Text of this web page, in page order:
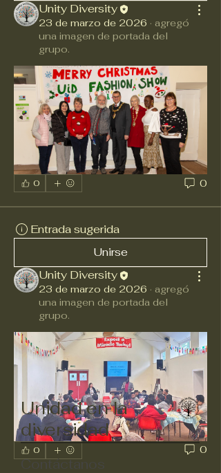
Unity Diversity
23 de marzo de 2026 · agregó
una imagen de portada del
grupo.
0 0
Entrada sugerida
Unirse
Unity Diversity
23 de marzo de 2026 · agregó
una imagen de portada del
grupo.
0 0
Unidad en la
diversidad
Contáctanos